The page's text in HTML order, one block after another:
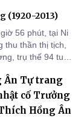
(1920-2013)
56 phút, tại Ni
thần thị tịch,
trụ thế 94 tuổi
Ân Tự trang
cố Trưởng
Hồng Ân